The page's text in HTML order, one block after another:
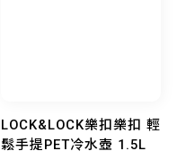
LOCK&LOCK樂扣樂扣 輕
鬆手提PET冷水壺 1.5L